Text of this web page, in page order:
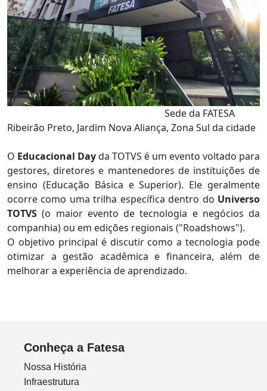
Sede da FATESA
Ribeirão Preto, Jardim Nova Aliança, Zona Sul da cidade
O Educacional Dayda TOTVS é um evento voltado para
gestores, diretores e mantenedores de instituições de
ensino (Educação Básica e Superior). Ele geralmente
ocorre como uma trilha específica dentro do Universo
TOTVS (o maior evento de tecnologia e negócios da
companhia) ou em edições regionais ("Roadshows").
O objetivo principal é discutir como a tecnologia pode
otimizar a gestão acadêmica e financeira, além de
melhorar a experiência de aprendizado.
Conheça a Fatesa
Nossa História
Infraestrutura